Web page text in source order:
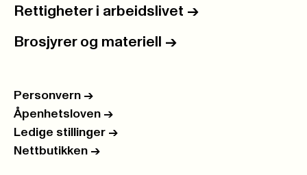
Rettigheter i arbeidslivet ->
Brosjyrer og materiell ->
Personvern ->
Åpenhetsloven ->
Ledige stillinger ->
Nettbutikken ->